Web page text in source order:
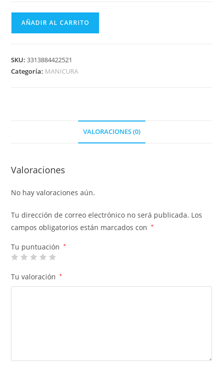
AÑADIR AL CARRITO
SKU:3313884422521
Categoría: MANICURA
VALORACIONES (0)
Valoraciones
No hay valoraciones aún.
Tu dirección de correo electrónico no será publicada. Los
campos obligatorios están marcados con
*
Tu puntuación *
Tu valoración *